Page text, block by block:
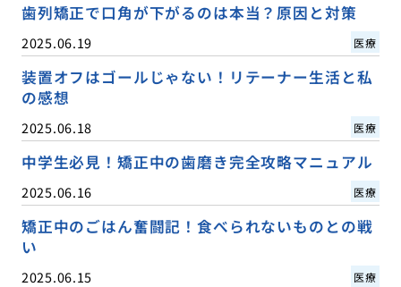
歯列矯正で口角が下がるのは本当？原因と対策
2025.06.19 医療
装置オフはゴールじゃない！リテーナー生活と私
の感想
2025.06.18 医療
中学生必見！矯正中の歯磨き完全攻略マニュアル
2025.06.16 医療
矯正中のごはん奮闘記！食べられないものとの戦
い
2025.06.15 医療